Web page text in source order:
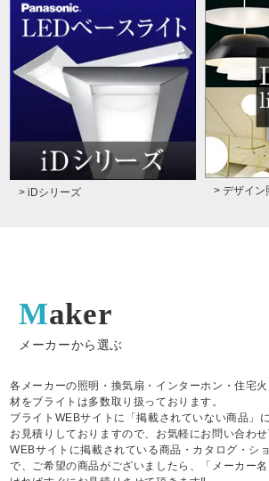
> iDシリーズ > デザイン
Maker
メーカーから選ぶ
各メーカーの照明・換気扇・インターホン・住宅
材をブライトは多数取り扱っております。
ブライトWEBサイトに「掲載されていない商品」
お見積りしておりますので、お気軽にお問い合わ
WEBサイトに掲載されている商品・カタログ・シ
で、ご希望の商品がございましたら、「メーカー